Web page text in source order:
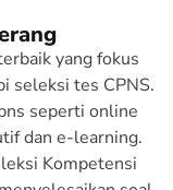
yang fokus
seleksi tes CPNS.
seperti online
dan e-learning.
Kompetensi